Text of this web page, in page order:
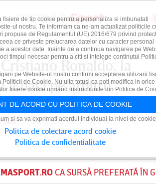
Ronaldo, la
îl bată pe arbitru
PUBLICAT DETUDOR MOISAPE
CA SURSĂ PREFERATĂ ÎN
fisiere de tip cookie pentru a personaliza si imbunatati
ul nostru. Te informam ca ne-am actualizat politicile
propuse de Regulamentul (UE) 2016/679 privind
ce priveste prelucrarea datelor cu caracter personal
a acestor date. Inainte de a continua navigarea pe
timpul necesar pentru a citi si intelege continutul
pe Website-ul nostru confirmi acceptarea utilizarii
Politicii de Cookie. Nu uita totusi ca poti modifica in orice
fisiere cookie urmand instructiunile din Politica de
DE ACORD CU POLITICA DE COOKIE
si sa va exprimati acordul individual la nivel de
Politica de colectare acord cookie
Politica de confidentialitate